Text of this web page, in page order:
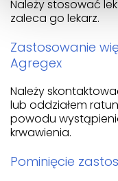
Należy stosować
zaleca go lekarz.
Zastosowanie
Agregex
Należy
lub oddziałem
powodu
krwawienia.
Pominięcie